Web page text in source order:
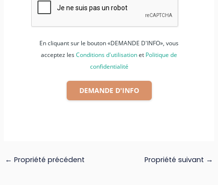
En cliquant sur le bouton «DEMANDE D'INFO», vous
acceptez les Conditions d'utilisationet Politique de
confidentialité
DEMANDE D'INFO
← Propriété précédent Propriété suivant →